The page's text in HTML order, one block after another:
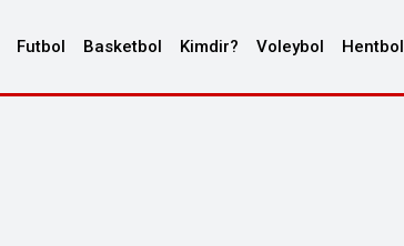
Futbol Basketbol Kimdir? Voleybol Hentbol